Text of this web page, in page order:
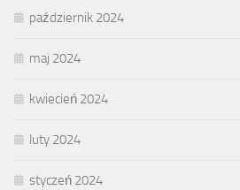
październik 2024
maj 2024
kwiecień 2024
luty 2024
styczeń 2024